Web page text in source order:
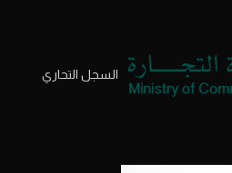
السجل التحاري